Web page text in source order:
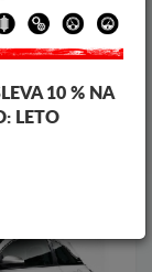
Adam
vozidel
10 % NA
LETO